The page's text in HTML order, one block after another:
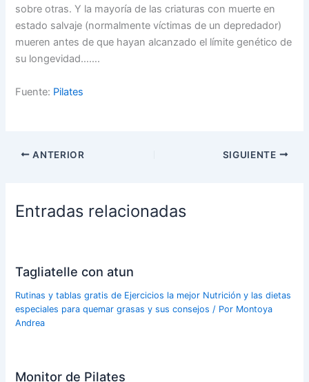
sobre otras. Y la mayoría de las criaturas con muerte en
estado salvaje (normalmente víctimas de un depredador)
mueren antes de que hayan alcanzado el límite genético de
su longevidad…….
Fuente: Pilates
ANTERIOR SIGUIENTE
Entradas relacionadas
Tagliatelle con atun
Rutinas y tablas gratis de Ejercicios la mejor Nutrición y las dietas
especiales para quemar grasas y sus consejos / Por Montoya
Andrea
Monitor de Pilates